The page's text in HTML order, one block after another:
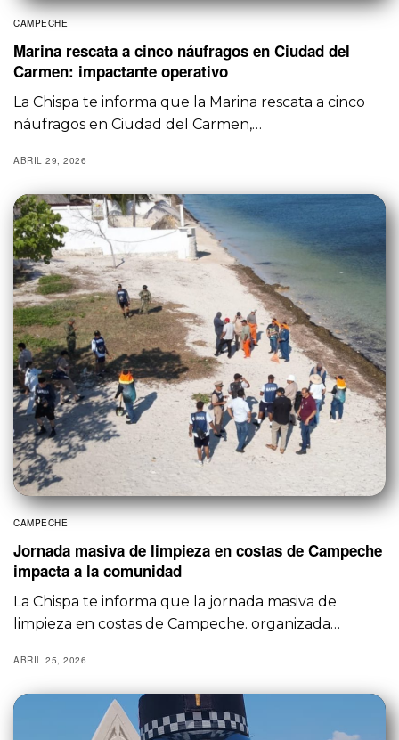
CAMPECHE
Marina rescata a cinco náufragos en Ciudad del
Carmen: impactante operativo
La Chispa te informa que la Marina rescata a cinco
náufragos en Ciudad del Carmen,…
ABRIL 29, 2026
CAMPECHE
Jornada masiva de limpieza en costas de Campeche
impacta a la comunidad
La Chispa te informa que la jornada masiva de
limpieza en costas de Campeche. organizada…
ABRIL 25, 2026